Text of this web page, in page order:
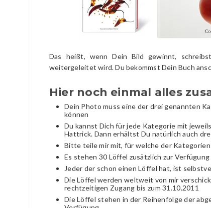
Das heißt, wenn Dein Bild gewinnt,
weitergeleitet wird. Du bekommst Dein Buch
Hier noch einmal alles
Dein Photo muss eine der drei genannten
können
Du kannst Dich für jede Kategorie mit
Hattrick. Dann erhältst Du natürlich auch
Bitte teile mir mit, für welche der
Es stehen 30 Löffel zusätzlich zur Verfügung
Jeder der schon einen Löffel hat, ist
Die Löffel werden weltweit von mir
rechtzeitigen Zugang bis zum 31.10.2011
Die Löffel stehen in der Reihenfolge der